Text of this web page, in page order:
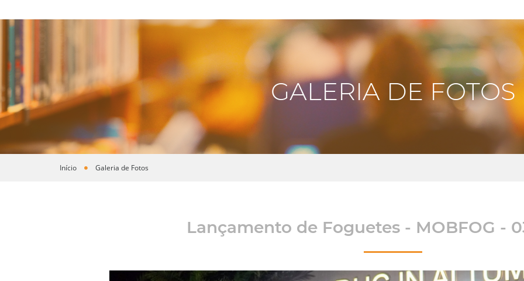
GALERIA DE FOTOS
Você está aqui
Início Galeria de Fotos
Lançamento de Foguetes - MOBFOG -